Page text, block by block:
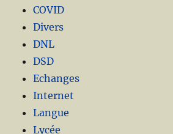
COVID
Divers
DNL
DSD
Echanges
Internet
Langue
Lycée